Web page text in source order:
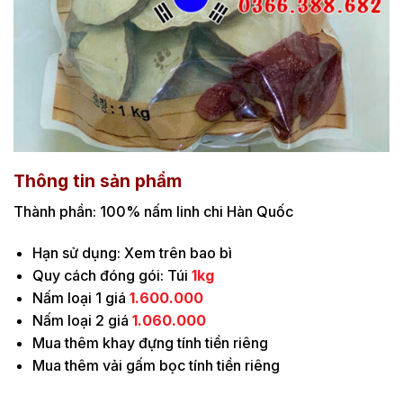
Thông tin sản phẩm
Thành phần: 100% nấm linh chi Hàn Quốc
Hạn sử dụng: Xem trên bao bì
Quy cách đóng gói: Túi 1kg
Nấm loại 1 giá 1.600.000
Nấm loại 2 giá 1.060.000
Mua thêm khay đựng tính tiền riêng
Mua thêm vải gấm bọc tính tiền riêng